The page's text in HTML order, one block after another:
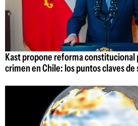
Kast propone reforma constitucional
crimen en Chile: los puntos claves de